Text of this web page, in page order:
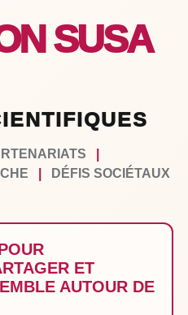
SUSA
DÉFIS SOCIÉTAUX
ET
AUTOUR DE